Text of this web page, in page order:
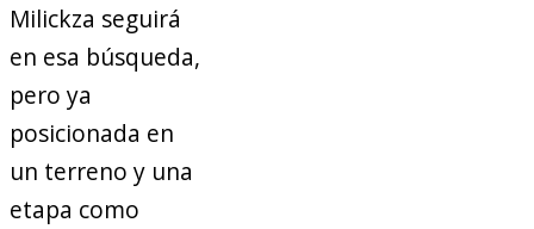
Milickza seguirá
en esa búsqueda,
pero ya
posicionada en
un terreno y una
etapa como